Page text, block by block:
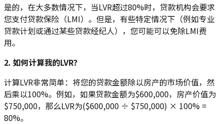
是的，在大多数情况下，当LVR超过80%时，贷款机构会要求
您支付贷款保险（LMI）。但是，有些特定情况下（例如专业
贷款计划或通过某些贷款经纪人），您可能可以免除LMI费
用。
2. 如何计算我的LVR？
计算LVR非常简单：将您的贷款金额除以房产的市场价值，然
后乘以100%。例如，如果贷款金额为$600,000，房产价值为
$750,000，那么LVR为($600,000 ÷ $750,000) × 100% =
80%。